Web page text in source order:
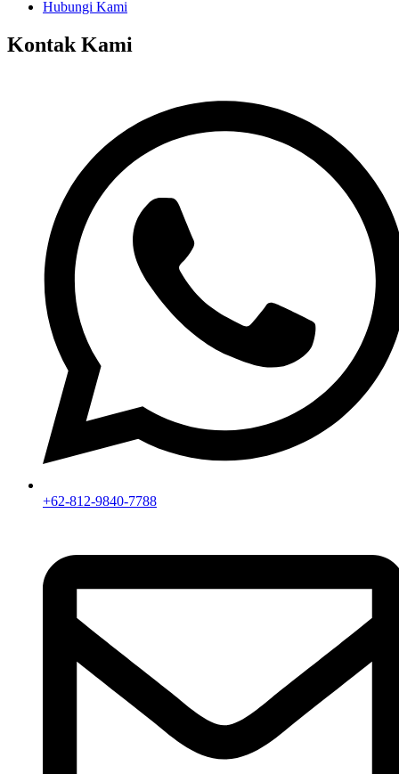
Hubungi Kami
Kontak Kami
+62-812-9840-7788